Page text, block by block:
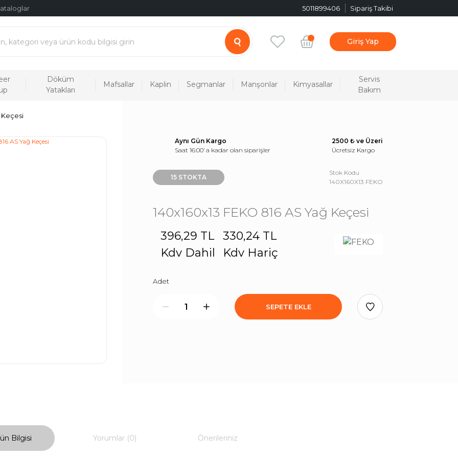
5011899406 Sipariş Takibi
Giriş Yap
Döküm
Yatakları
Mafsallar Kaplin Segmanlar Manşonlar Kimyasallar
Servis
Bakım
Keçesi
Aynı Gün Kargo
Saat 16:00’ a kadar olan siparişler
2500 ₺ ve Üzeri
Ücretsiz Kargo
15 STOKTA
Stok Kodu
140X160X13 FEKO
140x160x13 FEKO 816 AS Yağ Keçesi
396,29 TL
Kdv Dahil
330,24 TL
Kdv Hariç
Adet
SEPETE EKLE
Bilgisi Yorumlar (0) Önerileriniz